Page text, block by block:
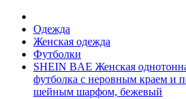
Одежда
Женская одежда
Футболки
SHEIN BAE Женская
футболка с неровным краем и
шейным шарфом, бежевый